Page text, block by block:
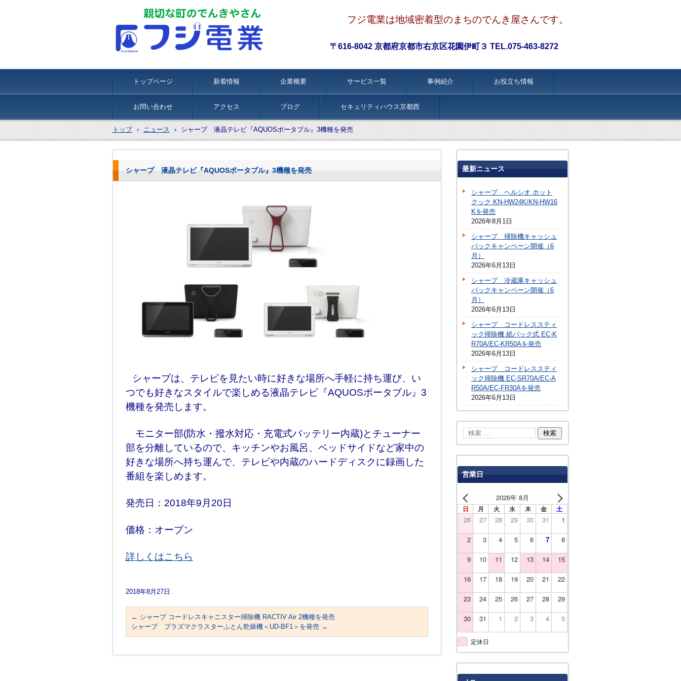
フジ電業は地域密着型のまちのでんき屋さんです。
〒616-8042 京都府京都市右京区花園伊町３ TEL.075-463-8272
トップページ 新着情報 企業概要 サービス一覧 事例紹介 お役立ち情報
お問い合わせ アクセス ブログ セキュリティハウス京都西
トップ › ニュース › シャープ 液晶テレビ『AQUOSポータブル』3機種を発売
シャープ 液晶テレビ『AQUOSポータブル』3機種を発売
シャープは、テレビを見たい時に好きな場所へ手軽に持ち運び、い
つでも好きなスタイルで楽しめる液晶テレビ『AQUOSポータブル』3
機種を発売します。
モニター部(防水・撥水対応・充電式バッテリー内蔵)とチューナー
部を分離しているので、キッチンやお風呂、ベッドサイドなど家中の
好きな場所へ持ち運んで、テレビや内蔵のハードディスクに録画した
番組を楽しめます。
発売日：2018年9月20日
価格：オープン
詳しくはこちら
2018年8月27日
← シャープ コードレスキャニスター掃除機 RACTIV Air 2機種を発売
シャープ プラズマクラスターふとん乾燥機＜UD-BF1＞を発売 →
最新ニュース
シャープ ヘルシオ ホット
クック KN-HW24K/KN-HW16
Kを発売
2026年8月1日
シャープ 掃除機キャッシュ
バックキャンペーン開催（6
月）
2026年6月13日
シャープ 冷蔵庫キャッシュ
バックキャンペーン開催（6
月）
2026年6月13日
シャープ コードレススティ
ック掃除機 紙パック式 EC-K
R70A/EC-KR50Aを発売
2026年6月13日
シャープ コードレススティ
ック掃除機 EC-SR70A/EC-A
R50A/EC-FR30Aを発売
2026年6月13日
営業日
2026年 8月
日 月 火 水 木 金 土
26 27 28 29 30 31 1
2 3 4 5 6 7 8
9 10 11 12 13 14 15
16 17 18 19 20 21 22
23 24 25 26 27 28 29
30 31 1 2 3 4 5
定休日